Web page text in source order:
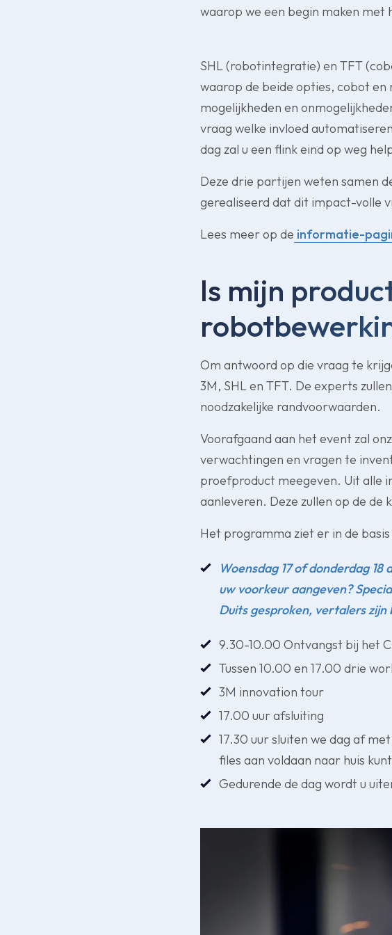
waarop we een begin maken met
SHL (robotintegratie) en TFT
waarop de beide opties, cobot en
mogelijkheden en
vraag welke invloed
dag zal u een flink eind op weg
Deze drie partijen weten samen
gerealiseerd dat dit impact-volle
Lees meer op de informatie-
Is mijn
Om antwoord op die vraag te
3M, SHL en TFT. De experts
noodzakelijke randvoorwaarden.
Voorafgaand aan het event zal
verwachtingen en vragen te
proefproduct meegeven. Uit alle
aanleveren. Deze zullen op de
Het programma ziet er in de
Woensdag 17 of donderdag
uw voorkeur aangeven?
Duits gesproken, vertalers zijn
9.30-10.00 Ontvangst bij het
Tussen 10.00 en 17.00 drie
3M innovation tour
17.00 uur afsluiting
17.30 uur sluiten we dag af
files aan voldaan naar huis
Gedurende de dag wordt u